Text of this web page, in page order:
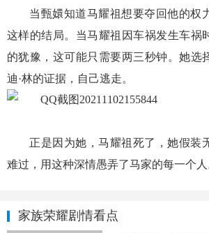
当甄嬛知道马耀祖想要夺回他的权
这样的结局。当马耀祖因车祸发生车祸
的犹豫，这可能只需要两三秒钟。她选
迪·林的证据，自己逃走。
正是因为她，马耀祖死了，她假装
难过，用这种深情愚弄了马家的每一个人
家族荣耀剧情看点